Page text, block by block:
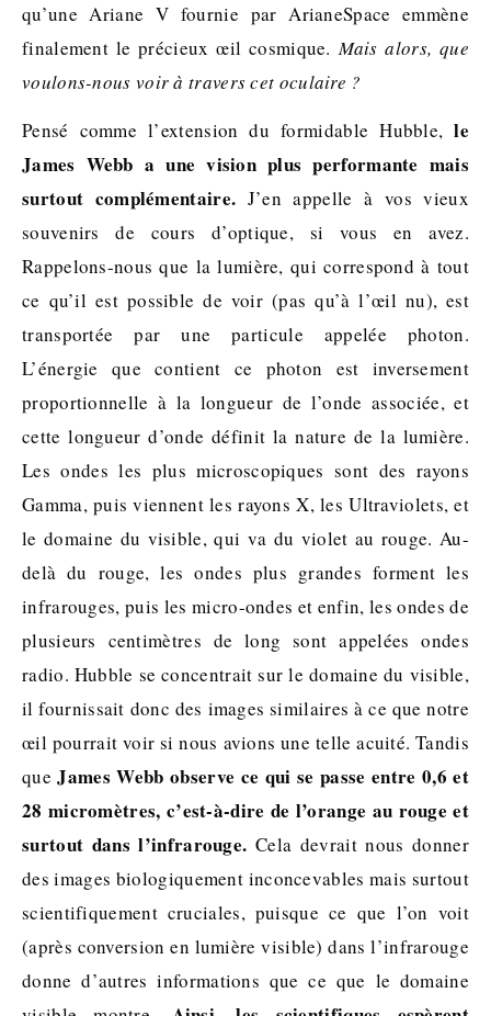
qu’une Ariane V fournie par ArianeSpace emmène
finalement le précieux œil cosmique. Mais alors, que
voulons-nous voir à travers cet oculaire ?
Pensé comme l’extension du formidable Hubble, le
James Webb a une vision plus performante mais
surtout complémentaire. J’en appelle à vos vieux
souvenirs de cours d’optique, si vous en avez.
Rappelons-nous que la lumière, qui correspond à tout
ce qu’il est possible de voir (pas qu’à l’œil nu), est
transportée par une particule appelée photon.
L’énergie que contient ce photon est inversement
proportionnelle à la longueur de l’onde associée, et
cette longueur d’onde définit la nature de la lumière.
Les ondes les plus microscopiques sont des rayons
Gamma, puis viennent les rayons X, les Ultraviolets, et
le domaine du visible, qui va du violet au rouge. Au-
delà du rouge, les ondes plus grandes forment les
infrarouges, puis les micro-ondes et enfin, les ondes de
plusieurs centimètres de long sont appelées ondes
radio. Hubble se concentrait sur le domaine du visible,
il fournissait donc des images similaires à ce que notre
œil pourrait voir si nous avions une telle acuité. Tandis
queJames Webb observe ce qui se passe entre 0,6 et
28 micromètres, c’est-à-dire de l’orange au rouge et
surtout dans l’infrarouge. Cela devrait nous donner
des images biologiquement inconcevables mais surtout
scientifiquement cruciales, puisque ce que l’on voit
(après conversion en lumière visible) dans l’infrarouge
donne d’autres informations que ce que le domaine